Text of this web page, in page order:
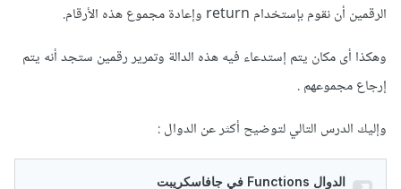
الرقمين أن نقوم بإستخدام return وإعادة مجموع هذه الأرقام.
وهكذا أى مكان يتم إستدعاء فيه هذه الدالة وتمرير رقمين ستجد أنه يتم
إرجاع مجموعهم .
وإليك الدرس التالي لتوضيح أكثر عن الدوال